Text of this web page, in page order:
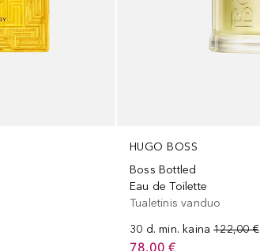
HUGO BOSS
Boss Bottled
Eau de Toilette
Tualetinis vanduo
30 d. min. kaina 122,00 €
78,00 €